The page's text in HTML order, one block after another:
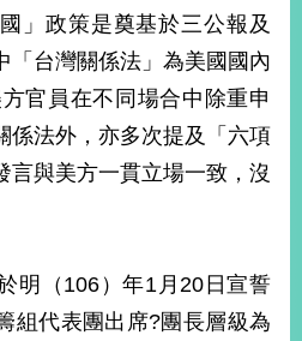
」政策是奠基於三公報及
「台灣關係法」為美國國內
官員在不同場合中除重申
係法外，亦多次提及「六項
言與美方一貫立場一致，沒
明（106）年1月20日宣誓
組代表團出席?團長層級為